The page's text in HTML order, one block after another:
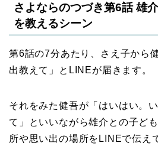
さよならのつづき第6話 雄
を教えるシーン
第6話の7分あたり、さえ子から
出教えて」とLINEが届きます。
それをみた健吾が「はいはい。
て」といいながら雄介との子ど
所や思い出の場所をLINEで伝え